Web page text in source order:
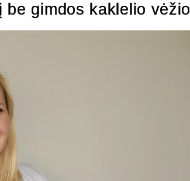
gimdos kaklelio vėžio